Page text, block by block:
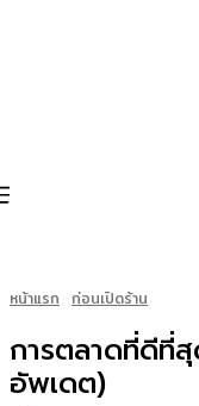
หน้าแรก ก่อนเปิดร้าน
การตลาดที่ดีที่
อัพเดต)